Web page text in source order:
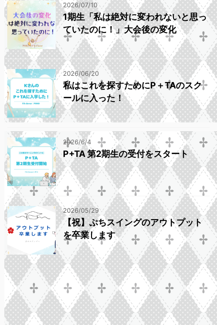
2026/07/10
1期生「私は絶対に変われないと思っ
ていたのに！」大会後の変化
2026/06/20
私はこれを探すためにP＋TAのスク
ールに入った！
2026/6/4
P+TA 第2期生の受付をスタート
2026/05/29
【祝】ぷちスイングのアウトプット
を卒業します